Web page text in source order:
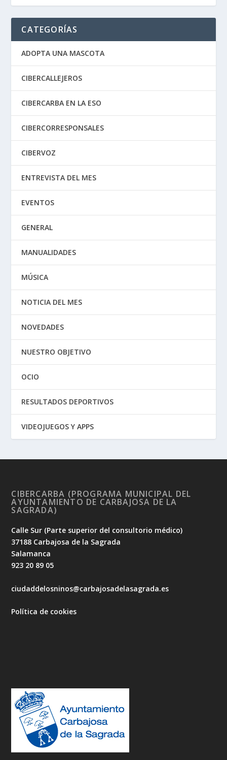
CATEGORÍAS
ADOPTA UNA MASCOTA
CIBERCALLEJEROS
CIBERCARBA EN LA ESO
CIBERCORRESPONSALES
CIBERVOZ
ENTREVISTA DEL MES
EVENTOS
GENERAL
MANUALIDADES
MÚSICA
NOTICIA DEL MES
NOVEDADES
NUESTRO OBJETIVO
OCIO
RESULTADOS DEPORTIVOS
VIDEOJUEGOS Y APPS
CIBERCARBA (PROGRAMA MUNICIPAL DEL
AYUNTAMIENTO DE CARBAJOSA DE LA
SAGRADA)
Calle Sur (Parte superior del consultorio médico)
37188 Carbajosa de la Sagrada
Salamanca
923 20 89 05
ciudaddelosninos@carbajosadelasagrada.es
Política de cookies